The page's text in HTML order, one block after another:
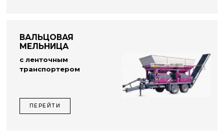
ВАЛЬЦОВАЯ
МЕЛЬНИЦА
с ленточным
транспортером
ПЕРЕЙТИ